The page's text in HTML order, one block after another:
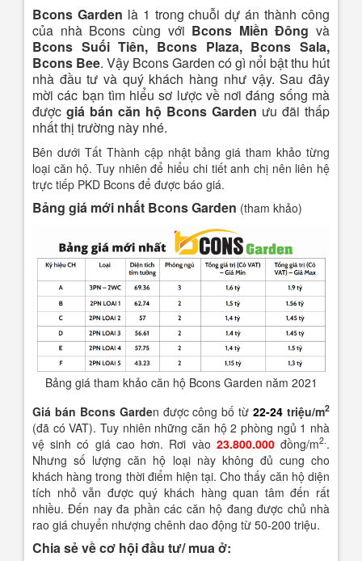
Bcons Garden là 1 trong chuỗi dự án thành công
của nhà Bcons cùng với Bcons Miền Đông và
Bcons Suối Tiên, Bcons Plaza, Bcons Sala,
Bcons Bee. Vậy Bcons Garden có gì nổi bật thu hút
nhà đầu tư và quý khách hàng như vậy. Sau đây
mời các bạn tìm hiểu sơ lược về nơi đáng sống mà
được giá bán căn hộ Bcons Garden ưu đãi thấp
nhất thị trường này nhé.
Bên dưới Tất Thành cập nhật bảng giá tham khảo từng
loại căn hộ. Tuy nhiên để hiểu chi tiết anh chị nên liên hệ
trực tiếp PKD Bcons để được báo giá.
Bảng giá mới nhất Bcons Garden (tham khảo)
Bảng giá tham khảo căn hộ Bcons Garden năm 2021
Giá bán Bcons Garden được công bố từ22-24triệu/m2
(đã có VAT). Tuy nhiên những căn hộ 2 phòng ngủ 1 nhà
vệ sinh có giá cao hơn. Rơi vào 23.800.000đồng/m2..
Nhưng số lượng căn hộ loại này không đủ cung cho
khách hàng trong thời điểm hiện tại. Cho thấy căn hộ diện
tích nhỏ vẫn được quý khách hàng quan tâm đến rất
nhiều. Đến nay đa phần các căn hộ đang được chủ nhà
rao giá chuyển nhượng chênh dao động từ 50-200 triệu.
Chia sẻ về cơ hội đầu tư/ mua ở: